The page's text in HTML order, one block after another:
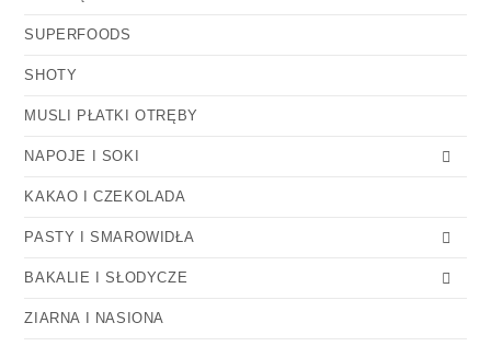
SUPERFOODS
SHOTY
MUSLI PŁATKI OTRĘBY
NAPOJE I SOKI
KAKAO I CZEKOLADA
PASTY I SMAROWIDŁA
BAKALIE I SŁODYCZE
ZIARNA I NASIONA